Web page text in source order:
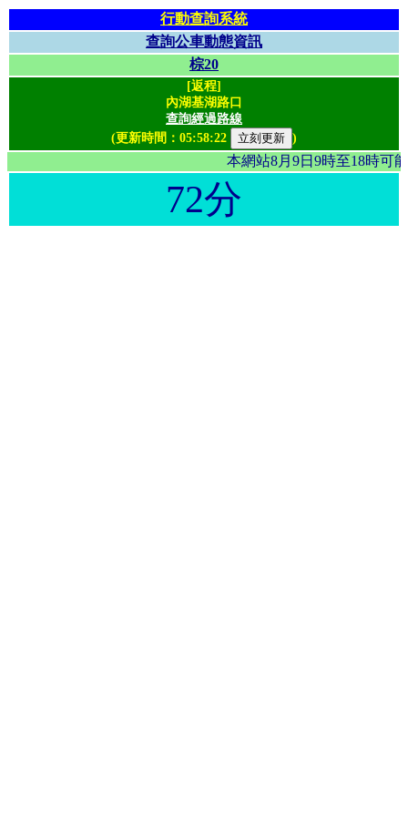
行動查詢系統
查詢公車動態資訊
棕20
[返程]
內湖基湖路口
查詢經過路線
(更新時間： 05:58:22 )
本網站8月9日9時至18
72分